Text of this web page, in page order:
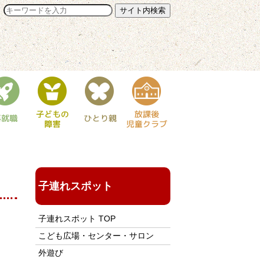
子連れスポット
子連れスポット TOP
こども広場・センター・サロン
外遊び